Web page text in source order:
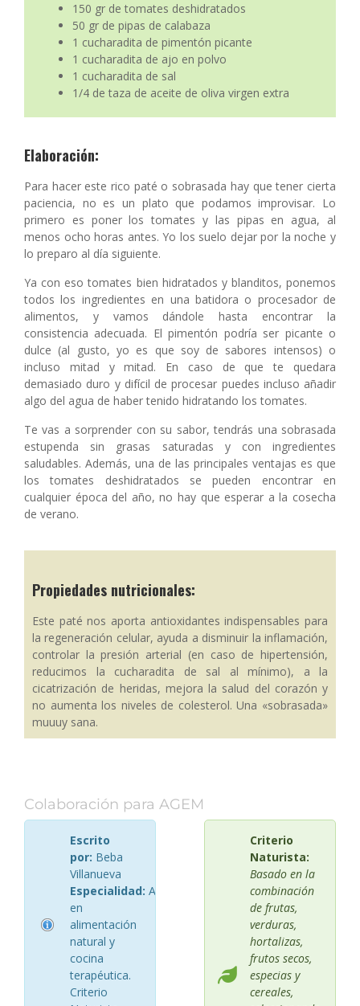
150 gr de tomates deshidratados
50 gr de pipas de calabaza
1 cucharadita de pimentón picante
1 cucharadita de ajo en polvo
1 cucharadita de sal
1/4 de taza de aceite de oliva virgen extra
Elaboración:
Para hacer este rico paté o sobrasada hay que tener cierta
paciencia, no es un plato que podamos improvisar. Lo
primero es poner los tomates y las pipas en agua, al
menos ocho horas antes. Yo los suelo dejar por la noche y
lo preparo al día siguiente.
Ya con eso tomates bien hidratados y blanditos, ponemos
todos los ingredientes en una batidora o procesador de
alimentos, y vamos dándole hasta encontrar la
consistencia adecuada. El pimentón podría ser picante o
dulce (al gusto, yo es que soy de sabores intensos) o
incluso mitad y mitad. En caso de que te quedara
demasiado duro y difícil de procesar puedes incluso añadir
algo del agua de haber tenido hidratando los tomates.
Te vas a sorprender con su sabor, tendrás una sobrasada
estupenda sin grasas saturadas y con ingredientes
saludables. Además, una de las principales ventajas es que
los tomates deshidratados se pueden encontrar en
cualquier época del año, no hay que esperar a la cosecha
de verano.
Propiedades nutricionales:
Este paté nos aporta antioxidantes indispensables para
la regeneración celular, ayuda a disminuir la inflamación,
controlar la presión arterial (en caso de hipertensión,
reducimos la cucharadita de sal al mínimo), a la
cicatrización de heridas, mejora la salud del corazón y
no aumenta los niveles de colesterol. Una «sobrasada»
muuuy sana.
Colaboración para AGEM
Escrito
por: Beba
Villanueva
Especialidad: Asesora
en
alimentación
natural y
cocina
terapéutica.
Criterio
Criterio
Naturista:
Basado en la
combinación
de frutas,
verduras,
hortalizas,
frutos secos,
especias y
cereales,